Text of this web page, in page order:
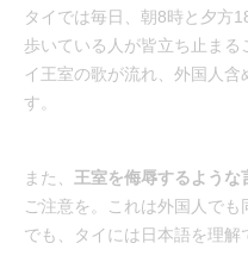
タイでは毎日、朝8時と夕方
歩いている人が皆立ち止ま
イ王室の歌が流れ、外国人含
す。
また、 王室を侮辱するよう
ご注意を。これは外国人で
でも、タイには日本語を理解